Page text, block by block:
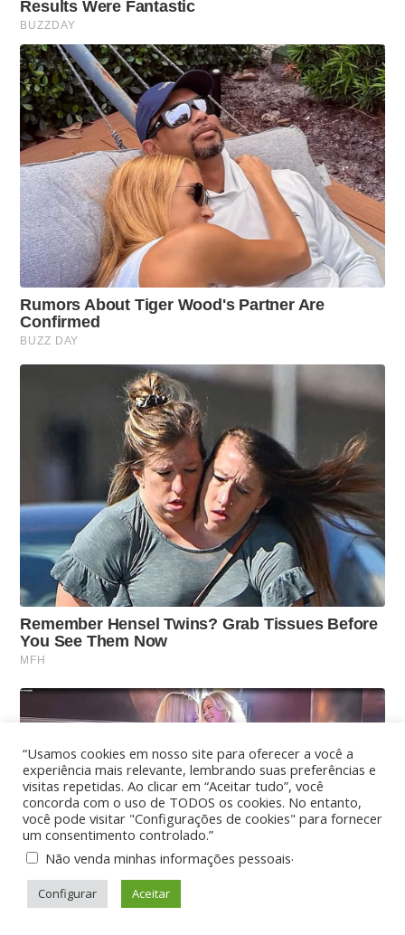
“Usamos cookies em nosso site para oferecer a você a
experiência mais relevante, lembrando suas preferências e
visitas repetidas. Ao clicar em “Aceitar tudo”, você
concorda com o uso de TODOS os cookies. No entanto,
você pode visitar "Configurações de cookies" para fornecer
um consentimento controlado.”
Não venda minhas informações pessoais.
Configurar Aceitar